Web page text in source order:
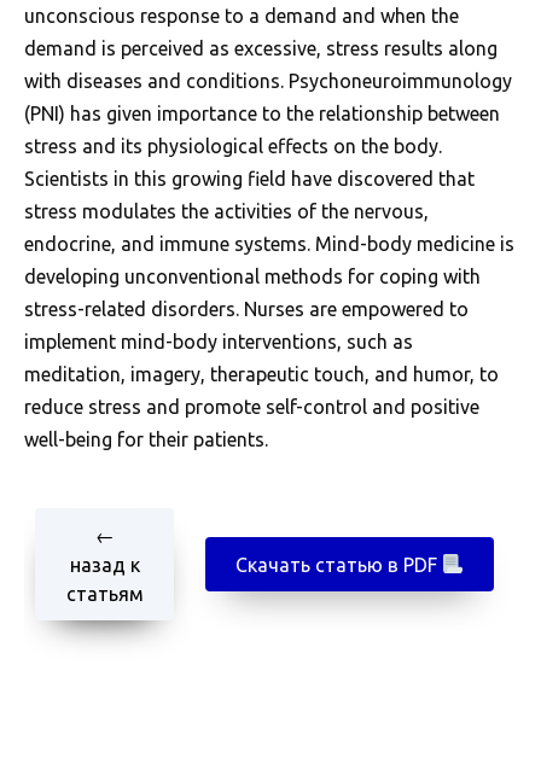
unconscious response to a demand and when the
demand is perceived as excessive, stress results along
with diseases and conditions. Psychoneuroimmunology
(PNI) has given importance to the relationship between
stress and its physiological effects on the body.
Scientists in this growing field have discovered that
stress modulates the activities of the nervous,
endocrine, and immune systems. Mind-body medicine is
developing unconventional methods for coping with
stress-related disorders. Nurses are empowered to
implement mind-body interventions, such as
meditation, imagery, therapeutic touch, and humor, to
reduce stress and promote self-control and positive
well-being for their patients.
←
назад к
статьям
Скачать статью в PDF